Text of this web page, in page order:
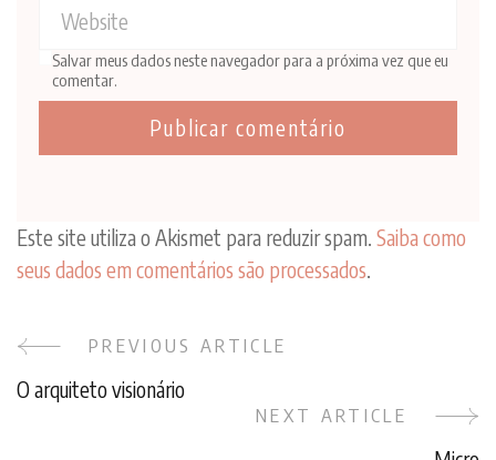
Salvar meus dados neste navegador para a próxima vez que eu
comentar.
Este site utiliza o Akismet para reduzir spam. Saiba como
seus dados em comentários são processados.
Post
Navigation
PREVIOUS ARTICLE
O arquiteto visionário
NEXT ARTICLE